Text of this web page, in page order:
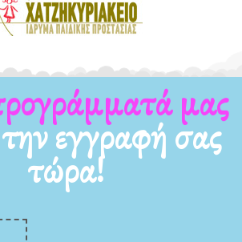
μας
εγγραφή σας
τώρα!